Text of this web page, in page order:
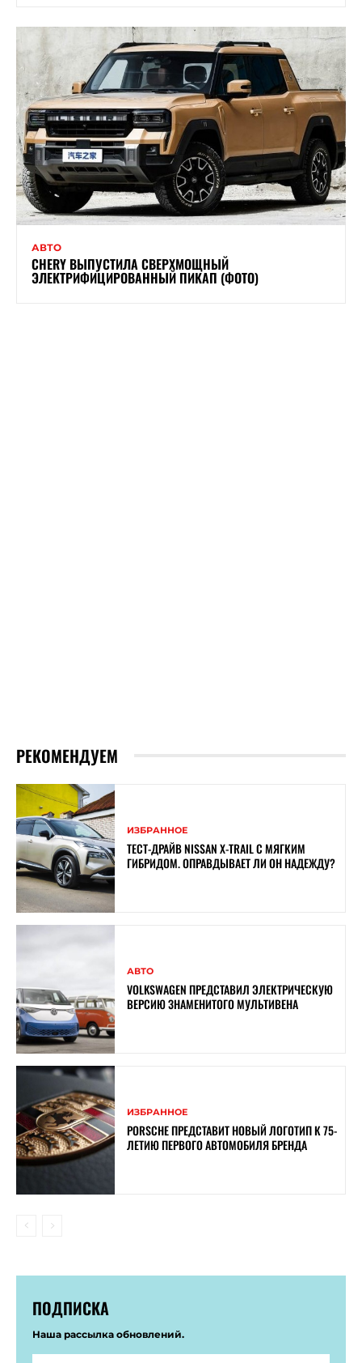
АВТО
CHERY ВЫПУСТИЛА СВЕРХМОЩНЫЙ
ЭЛЕКТРИФИЦИРОВАННЫЙ ПИКАП (ФОТО)
РЕКОМЕНДУЕМ
ИЗБРАННОЕ
ТЕСТ-ДРАЙВ NISSAN X-TRAIL С МЯГКИМ
ГИБРИДОМ. ОПРАВДЫВАЕТ ЛИ ОН НАДЕЖДУ?
АВТО
VOLKSWAGEN ПРЕДСТАВИЛ ЭЛЕКТРИЧЕСКУЮ
ВЕРСИЮ ЗНАМЕНИТОГО МУЛЬТИВЕНА
ИЗБРАННОЕ
PORSCHE ПРЕДСТАВИТ НОВЫЙ ЛОГОТИП К 75-
ЛЕТИЮ ПЕРВОГО АВТОМОБИЛЯ БРЕНДА
ПОДПИСКА
Наша рассылка обновлений.